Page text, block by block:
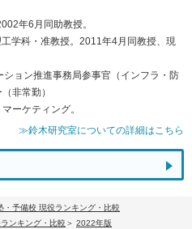
年6月同助教授。
学科・准教授。2011年4月同教授、現
ョン推進事務局参事官（インフラ・防
非常勤）
ーケティング。
≫鈴木研究室についての詳細はこちら
・予備校 現役ランキング・比較
ンキング・比較
2022年版